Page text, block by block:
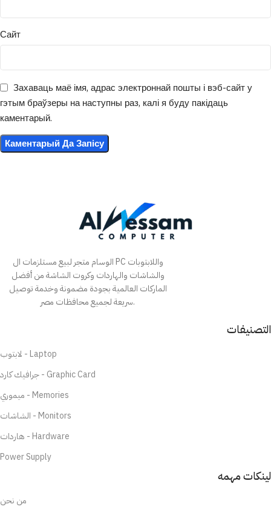
Сайт
Захаваць маё імя, адрас электроннай пошты і вэб-сайт у
гэтым браўзеры на наступны раз, калі я буду пакідаць
каментарый.
الوسام متجر لبيع مستلزمات ال PC واللابتوبات
والشاشات والهاردات وكروت الشاشة من أفضل
الماركات العالمية بجودة مضمونة وخدمة توصيل
سريعة لجميع محافظات مصر.
التصنيفات
لابتوب - Laptop
جرافيك كارد - Graphic Card
ميموري - Memories
الشاشات - Monitors
هاردات - Hardware
Power Supply
لينكات مهمه
من نحن